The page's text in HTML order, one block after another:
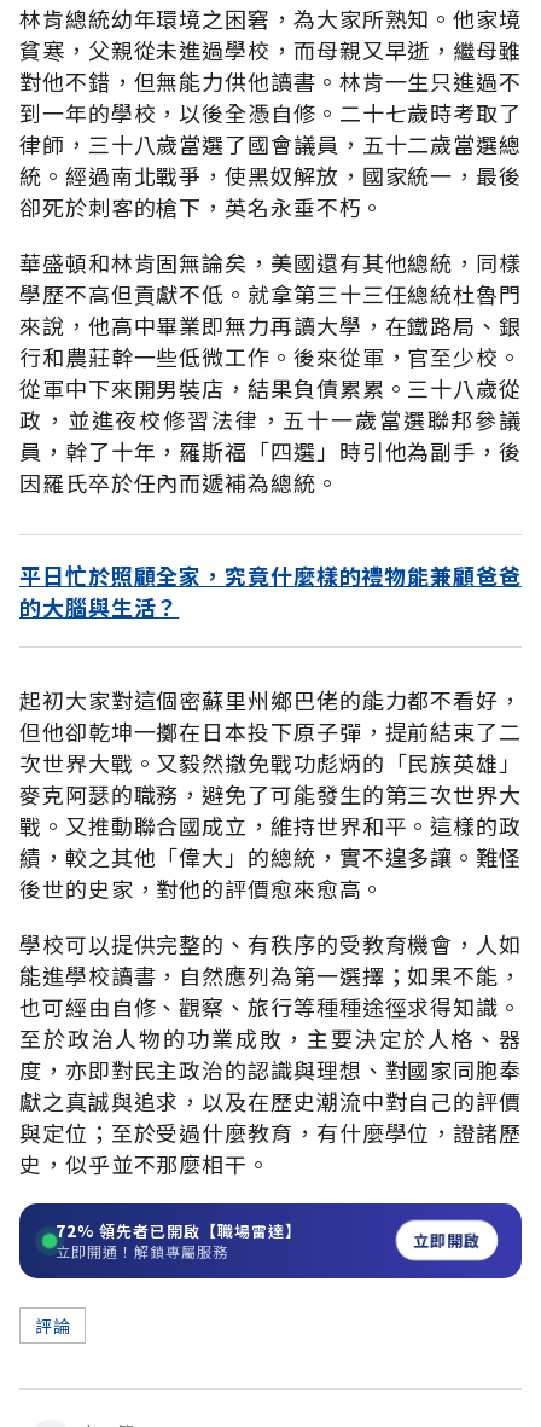
林肯總統幼年環境之困窘，為大家所熟知。他家境
貧寒，父親從未進過學校，而母親又早逝，繼母雖
對他不錯，但無能力供他讀書。林肯一生只進過不
到一年的學校，以後全憑自修。二十七歲時考取了
律師，三十八歲當選了國會議員，五十二歲當選總
統。經過南北戰爭，使黑奴解放，國家統一，最後
卻死於刺客的槍下，英名永垂不朽。
華盛頓和林肯固無論矣，美國還有其他總統，同樣
學歷不高但貢獻不低。就拿第三十三任總統杜魯門
來說，他高中畢業即無力再讀大學，在鐵路局、銀
行和農莊幹一些低微工作。後來從軍，官至少校。
從軍中下來開男裝店，結果負債累累。三十八歲從
政，並進夜校修習法律，五十一歲當選聯邦參議
員，幹了十年，羅斯福「四選」時引他為副手，後
因羅氏卒於任內而遞補為總統。
平日忙於照顧全家，究竟什麼樣的禮物能兼顧爸爸
的大腦與生活？
起初大家對這個密蘇里州鄉巴佬的能力都不看好，
但他卻乾坤一擲在日本投下原子彈，提前結束了二
次世界大戰。又毅然撤免戰功彪炳的「民族英雄」
麥克阿瑟的職務，避免了可能發生的第三次世界大
戰。又推動聯合國成立，維持世界和平。這樣的政
績，較之其他「偉大」的總統，實不遑多讓。難怪
後世的史家，對他的評價愈來愈高。
學校可以提供完整的、有秩序的受教育機會，人如
能進學校讀書，自然應列為第一選擇；如果不能，
也可經由自修、觀察、旅行等種種途徑求得知識。
至於政治人物的功業成敗，主要決定於人格、器
度，亦即對民主政治的認識與理想、對國家同胞奉
獻之真誠與追求，以及在歷史潮流中對自己的評價
與定位；至於受過什麼教育，有什麼學位，證諸歷
史，似乎並不那麼相干。
72% 領先者已開啟【職場雷達】
立即開通！解鎖專屬服務 立即開啟
評論